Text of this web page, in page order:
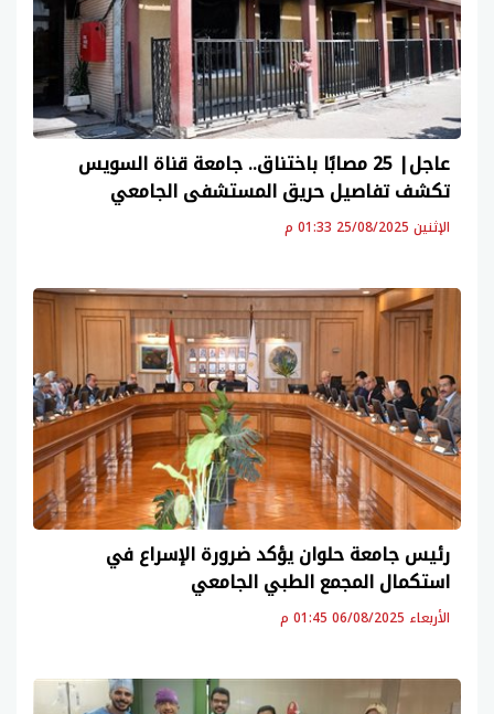
عاجل| 25 مصابًا باختناق.. جامعة قناة السويس
تكشف تفاصيل حريق المستشفى الجامعي
الإثنين 25/08/2025 01:33 م
رئيس جامعة حلوان يؤكد ضرورة الإسراع في
استكمال المجمع الطبي الجامعي
الأربعاء 06/08/2025 01:45 م